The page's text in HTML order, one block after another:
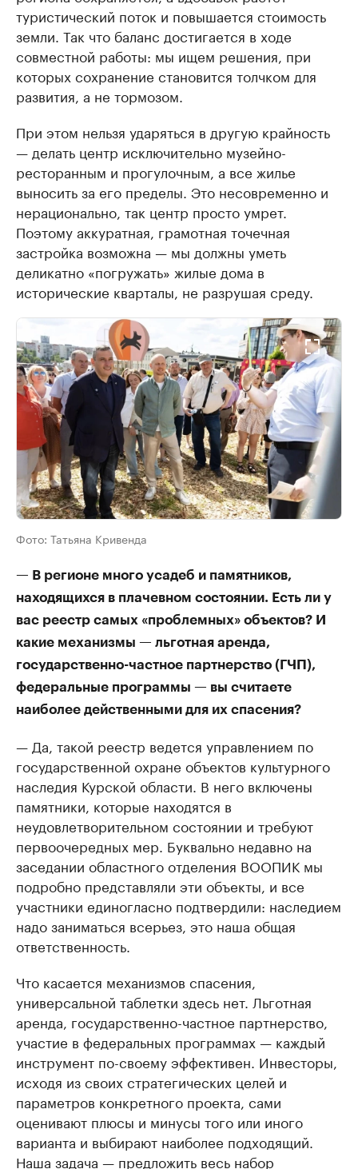
туристический поток и повышается стоимость
земли. Так что баланс достигается в ходе
совместной работы: мы ищем решения, при
которых сохранение становится толчком для
развития, а не тормозом.
При этом нельзя ударяться в другую крайность
— делать центр исключительно музейно-
ресторанным и прогулочным, а все жилье
выносить за его пределы. Это несовременно и
нерационально, так центр просто умрет.
Поэтому аккуратная, грамотная точечная
застройка возможна — мы должны уметь
деликатно «погружать» жилые дома в
исторические кварталы, не разрушая среду.
Фото: Татьяна Кривенда
— В регионе много усадеб и памятников,
находящихся в плачевном состоянии. Есть ли у
вас реестр самых «проблемных» объектов? И
какие механизмы — льготная аренда,
государственно-частное партнерство (ГЧП),
федеральные программы — вы считаете
наиболее действенными для их спасения?
— Да, такой реестр ведется управлением по
государственной охране объектов культурного
наследия Курской области. В него включены
памятники, которые находятся в
неудовлетворительном состоянии и требуют
первоочередных мер. Буквально недавно на
заседании областного отделения ВООПИК мы
подробно представляли эти объекты, и все
участники единогласно подтвердили: наследием
надо заниматься всерьез, это наша общая
ответственность.
Что касается механизмов спасения,
универсальной таблетки здесь нет. Льготная
аренда, государственно-частное партнерство,
участие в федеральных программах — каждый
инструмент по-своему эффективен. Инвесторы,
исходя из своих стратегических целей и
параметров конкретного проекта, сами
оценивают плюсы и минусы того или иного
варианта и выбирают наиболее подходящий.
Наша задача — предложить весь набор